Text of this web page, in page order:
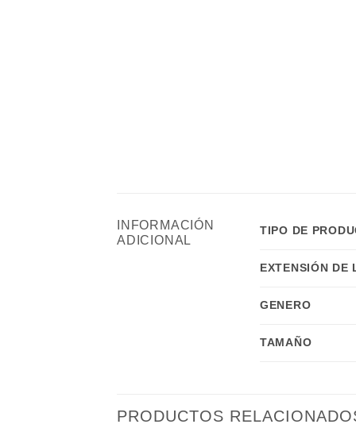
INFORMACIÓN
ADICIONAL
TIPO DE
EXTENSIÓN DE
GENERO
TAMAÑO
PRODUCTOS